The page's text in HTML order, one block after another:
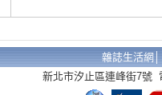
雜誌生活網
新北市汐止區連峰街7號